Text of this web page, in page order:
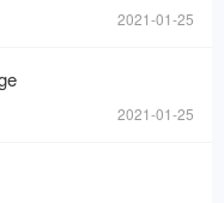
2021-01-25
2021-01-25